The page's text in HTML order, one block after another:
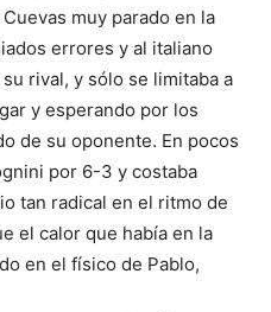
muy parado en la
errores y al italiano
rival, y sólo se limitaba a
y esperando por los
de su oponente. En pocos
por 6-3 y costaba
tan radical en el ritmo de
el calor que había en la
en el físico de Pablo,